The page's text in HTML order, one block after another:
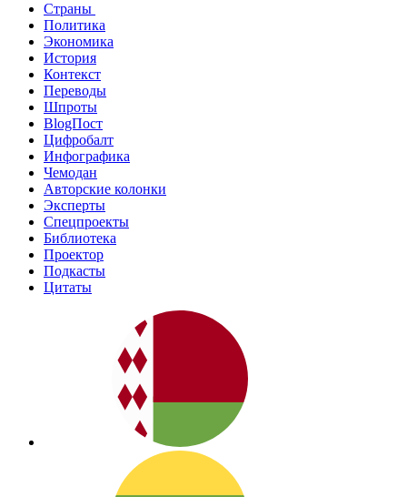
Страны
Политика
Экономика
История
Контекст
Переводы
Шпроты
BlogПост
Цифробалт
Инфографика
Чемодан
Авторские колонки
Эксперты
Спецпроекты
Библиотека
Проектор
Подкасты
Цитаты